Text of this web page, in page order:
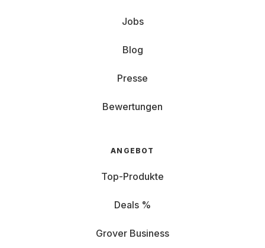
Jobs
Blog
Presse
Bewertungen
ANGEBOT
Top-Produkte
Deals %
Grover Business